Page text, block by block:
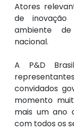
Atores
de
ambiente de
nacional.
A P&D
convidados
momento
mais um ano
com todos os